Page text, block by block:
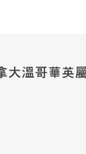
拿大溫哥